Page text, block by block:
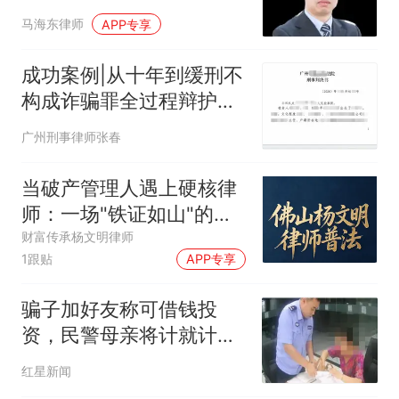
定经验解析
马海东律师 APP专享
成功案例|从十年到缓刑不
构成诈骗罪全过程辩护经
验分享
广州刑事律师张春
当破产管理人遇上硬核律
师：一场"铁证如山"的抽
逃出资案，为何输得彻
底？
财富传承杨文明律师
1跟贴
APP专享
骗子加好友称可借钱投
资，民警母亲将计就计收
下对方转账8.8万元 警
红星新闻